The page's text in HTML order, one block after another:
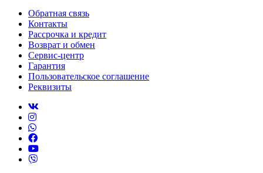
Обратная связь
Контакты
Рассрочка и кредит
Возврат и обмен
Сервис-центр
Гарантия
Пользовательское соглашение
Реквизиты